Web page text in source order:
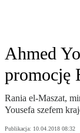
Ahmed
promocję
Rania el-Maszat,
Yousefa szefem
Publikacja: 10.04.2018 08:32